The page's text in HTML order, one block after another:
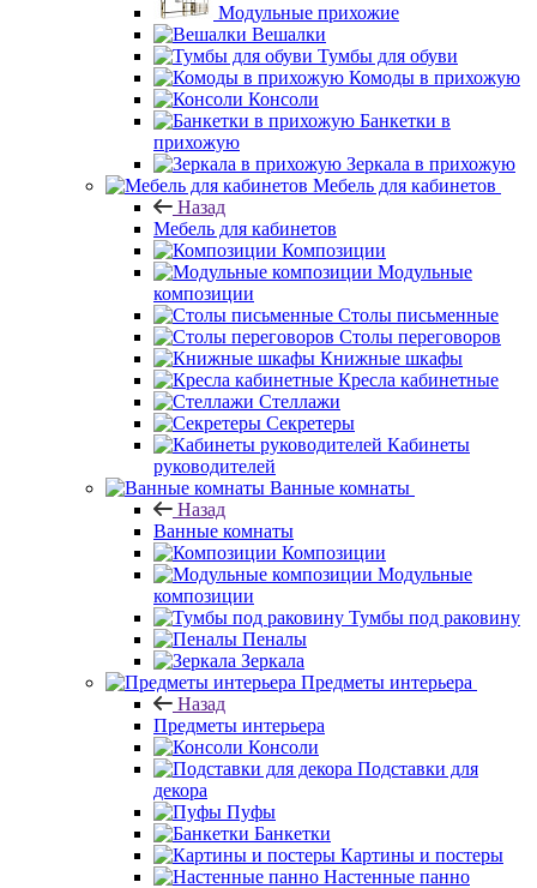
Модульные прихожие
Вешалки
Тумбы для обуви
Комоды в прихожую
Консоли
Банкетки в
прихожую
Зеркала в прихожую
Мебель для кабинетов
Назад
Мебель для кабинетов
Композиции
Модульные
композиции
Столы письменные
Столы переговоров
Книжные шкафы
Кресла кабинетные
Стеллажи
Секретеры
Кабинеты
руководителей
Ванные комнаты
Назад
Ванные комнаты
Композиции
Модульные
композиции
Тумбы под раковину
Пеналы
Зеркала
Предметы интерьера
Назад
Предметы интерьера
Консоли
Подставки для
декора
Пуфы
Банкетки
Картины и постеры
Настенные панно